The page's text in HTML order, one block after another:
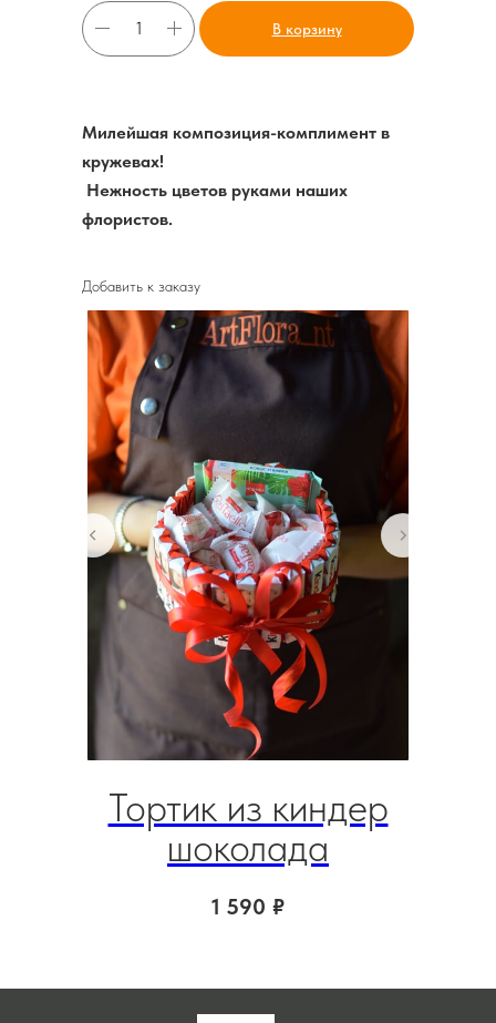
В корзину
Милейшая композиция-комплимент в
кружевах!
Нежность цветов руками наших
флористов.
Добавить к заказу
Тортик из киндер
шоколада
1 590 ₽